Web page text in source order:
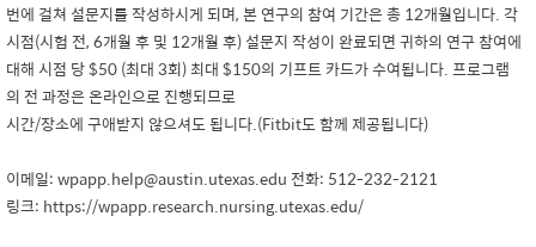
번에 걸쳐 설문지를 작성하시게 되며, 본 연구의 참여 기간은 총 12개월입니다. 각
시점(시험 전, 6개월 후 및 12개월 후) 설문지 작성이 완료되면 귀하의 연구 참여에
대해 시점 당 $50 (최대 3회) 최대 $150의 기프트 카드가 수여됩니다. 프로그램
의 전 과정은 온라인으로 진행되므로
시간/장소에 구애받지 않으셔도 됩니다.(Fitbit도 함께 제공됩니다)
이메일: wpapp.help@austin.utexas.edu 전화: 512-232-2121
링크: https://wpapp.research.nursing.utexas.edu/